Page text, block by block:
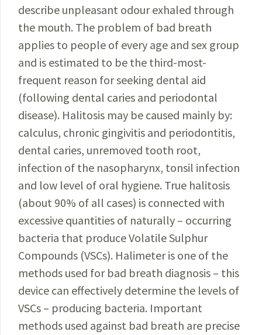
describe unpleasant odour exhaled through
the mouth. The problem of bad breath
applies to people of every age and sex group
and is estimated to be the third-most-
frequent reason for seeking dental aid
(following dental caries and periodontal
disease). Halitosis may be caused mainly by:
calculus, chronic gingivitis and periodontitis,
dental caries, unremoved tooth root,
infection of the nasopharynx, tonsil infection
and low level of oral hygiene. True halitosis
(about 90% of all cases) is connected with
excessive quantities of naturally – occurring
bacteria that produce Volatile Sulphur
Compounds (VSCs). Halimeter is one of the
methods used for bad breath diagnosis – this
device can effectively determine the levels of
VSCs – producing bacteria. Important
methods used against bad breath are precise